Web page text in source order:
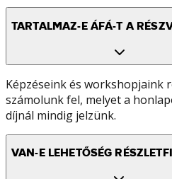
TARTALMAZ-E ÁFÁ-T A
Képzéseink és workshopjaink
számolunk fel, melyet a
díjnál mindig jelzünk.
VAN-E LEHETŐSÉG